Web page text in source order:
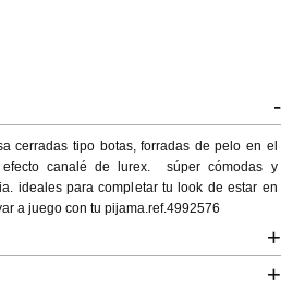
-
cerradas tipo botas, forradas de pelo en el
canalé de lurex.  súper cómodas y
ideales para completar tu look de estar en
a juego con tu pijama.ref.4992576
+
+